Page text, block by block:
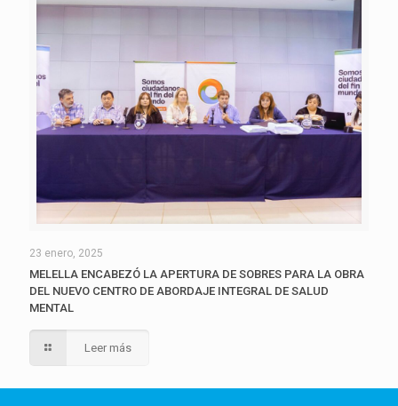
23 enero, 2025
MELELLA ENCABEZÓ LA APERTURA DE SOBRES PARA LA OBRA
DEL NUEVO CENTRO DE ABORDAJE INTEGRAL DE SALUD
MENTAL
Leer más